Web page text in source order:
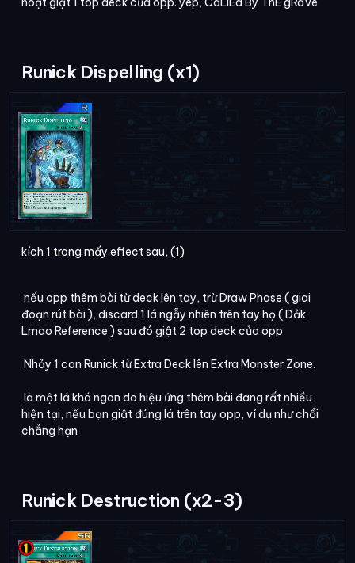
Runick Dispelling (x1)
kích 1 trong mấy effect sau, (1)
nếu opp thêm bài từ deck lên tay, trừ Draw Phase ( giai
đoạn rút bài ), discard 1 lá ngẫy nhiên trên tay họ ( Dảk
Lmao Reference ) sau đó giật 2 top deck của opp
Nhảy 1 con Runick từ Extra Deck lên Extra Monster Zone.
là một lá khá ngon do hiệu ứng thêm bài đang rất nhiều
hiện tại, nếu bạn giật đúng lá trên tay opp, ví dụ như chổi
chẳng hạn
Runick Destruction (x2-3)